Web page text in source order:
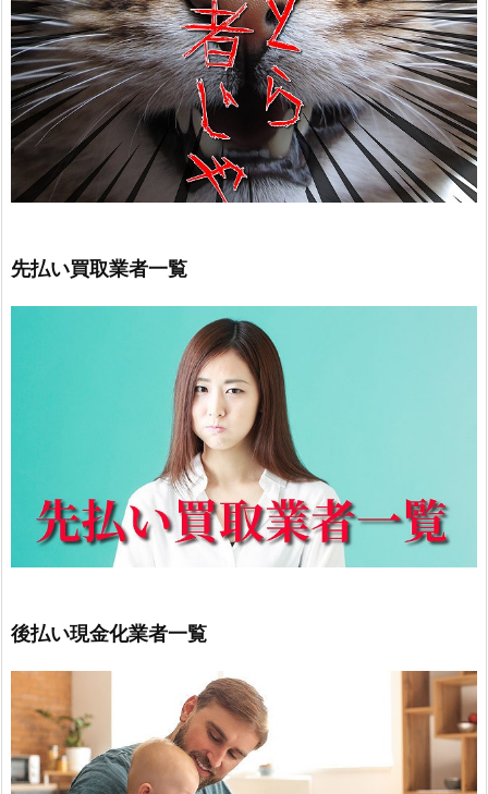
先払い買取業者一覧
後払い現金化業者一覧